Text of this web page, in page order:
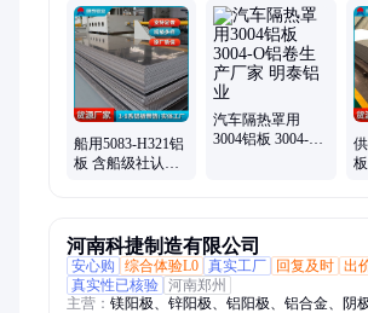
3003铝卷、1060铝板、5182铝板、8011铝箔、
箔、1235铝箔
船用5083-H321铝
板 含船级社认证
汽车隔热罩用
3004铝板 3004-O
河南科捷制造有限公司
安心购
综合体验L0 真实工厂 回复及时 出
真实性已核验 河南郑州
主营： 镁阳极、锌阳极、铝阳极、铝合金、阴